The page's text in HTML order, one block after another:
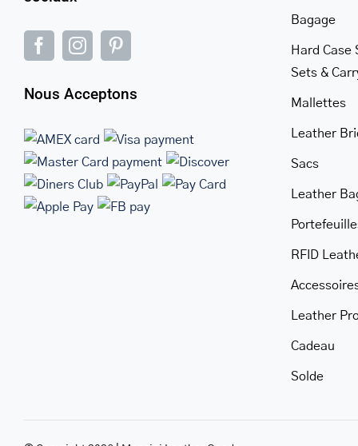
Warning
/home/u705708840/domains/
content/themes/Avada/includes/lib/inc/
Nous Acceptons
Bagage
Hard Case
Sets &
Mallettes
Leather
Sacs
Leather
RFID
Leather
Cadeau
Solde